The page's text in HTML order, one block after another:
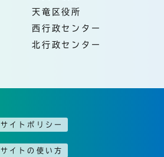
天竜区役所
西行政センター
北行政センター
サイトポリシー
サイトの使い方